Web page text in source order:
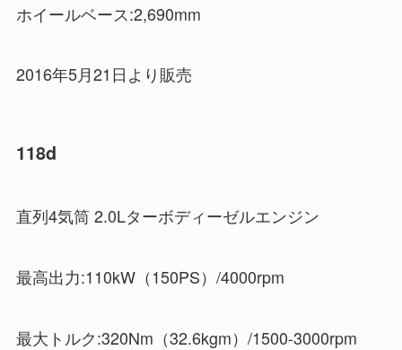
ホイールベース:2,690mm
2016年5月21日より販売
118d
直列4気筒 2.0Lターボディーゼルエンジン
最高出力:110kW（150PS）/4000rpm
最大トルク:320Nm（32.6kgm）/1500-3000rpm